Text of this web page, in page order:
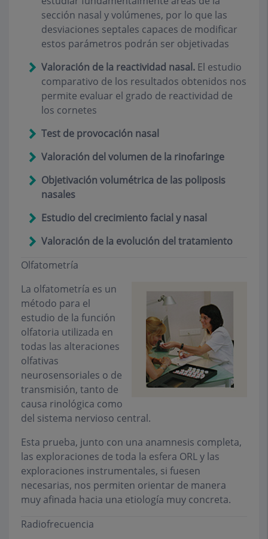
sección nasal y volúmenes, por lo que las
desviaciones septales capaces de modificar
estos parámetros podrán ser objetivadas
Valoración de la reactividad nasal. El estudio
comparativo de los resultados obtenidos nos
permite evaluar el grado de reactividad de
los cornetes
Test de provocación nasal
Valoración del volumen de la rinofaringe
Objetivación volumétrica de las poliposis
nasales
Estudio del crecimiento facial y nasal
Valoración de la evolución del tratamiento
Olfatometría
La olfatometría es un
método para el
estudio de la función
olfatoria utilizada en
todas las alteraciones
olfativas
neurosensoriales o de
transmisión, tanto de
causa rinológica como
del sistema nervioso central.
Esta prueba, junto con una anamnesis completa,
las exploraciones de toda la esfera ORL y las
exploraciones instrumentales, si fuesen
necesarias, nos permiten orientar de manera
muy afinada hacia una etiología muy concreta.
Radiofrecuencia